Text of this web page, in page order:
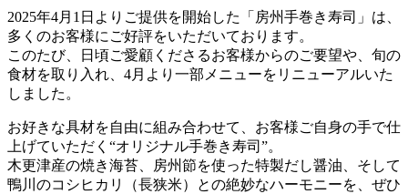
2025年4月1日よりご提供を開始した「房州手巻き寿司」は、
多くのお客様にご好評をいただいております。
このたび、日頃ご愛顧くださるお客様からのご要望や、旬の
食材を取り入れ、4月より一部メニューをリニューアルいた
しました。
お好きな具材を自由に組み合わせて、お客様ご自身の手で仕
上げていただく“オリジナル手巻き寿司”。
木更津産の焼き海苔、房州節を使った特製だし醤油、そして
鴨川のコシヒカリ（長狭米）との絶妙なハーモニーを、ぜひ